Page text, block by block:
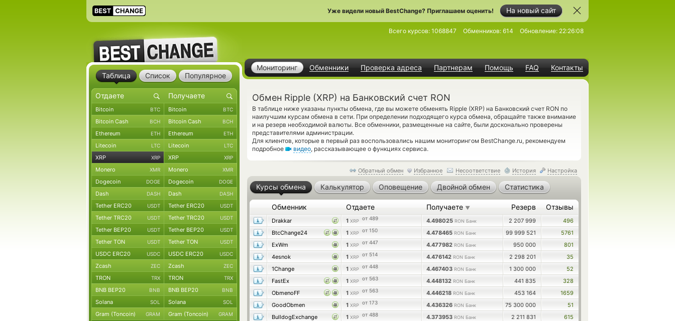
На новый сайт
Уже видели новый BestChange? Приглашаем оценить!
Мониторинг Обменники Проверка адреса Партнерам Помощь FAQ Контакты
Всего курсов: 1068847 Обменников: 614 Обновление: 22:26:08
Обмен Ripple (XRP) на Банковский счет RON
В таблице ниже указаны пункты обмена, где вы можете обменять Ripple (XRP) на Банковский счет RON по
наилучшим курсам обмена в сети. При определении подходящего курса обмена, обращайте также внимание
и на резерв необходимой валюты. Все обменники, размещенные на сайте, были досконально проверены
представителями администрации.
Для клиентов, которые в первый раз воспользовались нашим мониторингом BestChange.ru, рекомендуем
подробное
видео, рассказывающее о функциях сервиса.
Обратный обмен Избранное Несоответствие История Настройка
Курсы обмена Калькулятор Оповещение Двойной обмен Статистика
Обменник Отдаете Получаете ▼ Резерв Отзывы
Drakkar 1 XRP от 489 4.498025 RON Банк 2 207 999
496
BtcChange24
1 XRP от 150 4.478465 RON Банк 99 999 521
5761
ExWm
1 XRP от 447 4.477982 RON Банк 950 000
801
4esnok
1 XRP от 514 4.476142 RON Банк 2 298 201
35
1Change
1 XRP от 448 4.467403 RON Банк 1 300 000
52
FastEx
1 XRP от 563 4.448132 RON Банк 441 835
328
ObmenoFF
1 XRP от 563 4.446218 RON Банк 453 164
1659
GoodObmen
1 XRP от 173 4.436326 RON Банк 75 300 000
51
BulldogExchange
1 XRP от 488 4.373953 RON Банк 2 211 831
615
Таблица Список Популярное
Bitcoin BTC Bitcoin BTC
Bitcoin Cash BCH Bitcoin Cash BCH
Ethereum ETH Ethereum ETH
Litecoin LTC Litecoin LTC
XRP XRP XRP XRP
Monero XMR Monero XMR
Dogecoin DOGE Dogecoin DOGE
Dash DASH Dash DASH
Tether ERC20 USDT Tether ERC20 USDT
Tether TRC20 USDT Tether TRC20 USDT
Tether BEP20 USDT Tether BEP20 USDT
Tether TON USDT Tether TON USDT
USDC ERC20 USDC USDC ERC20 USDC
Zcash ZEC Zcash ZEC
TRON TRX TRON TRX
BNB BEP20 BNB BNB BEP20 BNB
Solana SOL Solana SOL
Gram (Toncoin) GRAM Gram (Toncoin) GRAM